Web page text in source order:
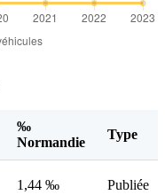
‰
Normandie
Type
1,44 ‰ Publiée